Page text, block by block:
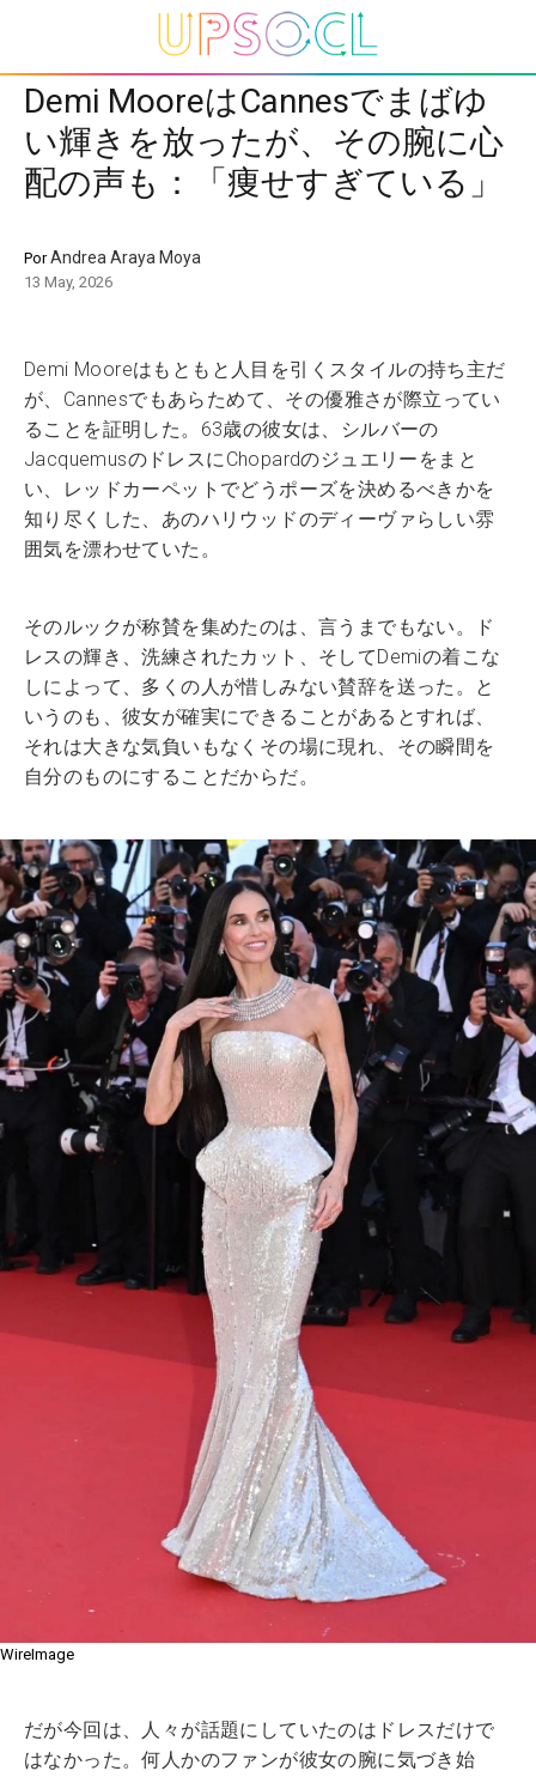
Demi MooreはCannesでまばゆ
い輝きを放ったが、その腕に心
配の声も：「痩せすぎている」
PorAndrea Araya Moya
13 May, 2026
Demi Mooreはもともと人目を引くスタイルの持ち主だ
が、Cannesでもあらためて、その優雅さが際立ってい
ることを証明した。63歳の彼女は、シルバーの
JacquemusのドレスにChopardのジュエリーをまと
い、レッドカーペットでどうポーズを決めるべきかを
知り尽くした、あのハリウッドのディーヴァらしい雰
囲気を漂わせていた。
そのルックが称賛を集めたのは、言うまでもない。ド
レスの輝き、洗練されたカット、そしてDemiの着こな
しによって、多くの人が惜しみない賛辞を送った。と
いうのも、彼女が確実にできることがあるとすれば、
それは大きな気負いもなくその場に現れ、その瞬間を
自分のものにすることだからだ。
WireImage
だが今回は、人々が話題にしていたのはドレスだけで
はなかった。何人かのファンが彼女の腕に気づき始